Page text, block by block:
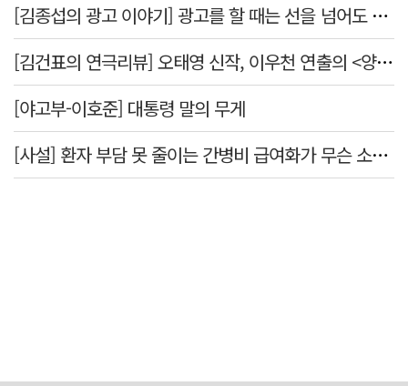
[김종섭의 광고 이야기] 광고를 할 때는 선을 넘어도 좋습니다.
[김건표의 연극리뷰] 오태영 신작, 이우천 연출의 <양은 양순하다>"국민을 온순한 양으로 길들이는 전체주의적 정치의 알레고리"
[야고부-이호준] 대통령 말의 무게
[사설] 환자 부담 못 줄이는 간병비 급여화가 무슨 소용인가